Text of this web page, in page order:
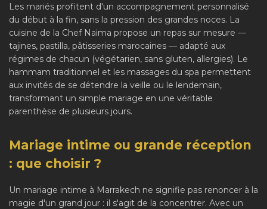
Les mariés profitent d'un accompagnement personnalisé
du début à la fin, sans la pression des grandes noces. La
cuisine de la Chef Naima propose un repas sur mesure —
tajines, pastilla, pâtisseries marocaines — adapté aux
régimes de chacun (végétarien, sans gluten, allergies). Le
hammam traditionnel et les massages du spa permettent
aux invités de se détendre la veille ou le lendemain,
transformant un simple mariage en une véritable
parenthèse de plusieurs jours.
Mariage intime ou grande réception
: que choisir ?
Un mariage intime à Marrakech ne signifie pas renoncer à la
magie d'un grand jour : il s'agit de la concentrer. Avec un